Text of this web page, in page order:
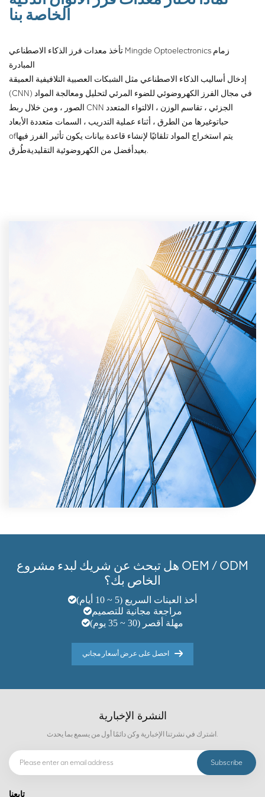
الفرز اليدوي ، فضلاً عن مشاكل
مثل الفرز اليدوي غير الكامل.
المشكلات المذكورة أعلاه بشكل
فعال.
الخاصة بنا
تأخذ معدات فرز الذكاء الاصطناعي Mingde Optoelectronics زمام
المبادرة
إدخال أساليب الذكاء الاصطناعي مثل الشبكات العصبية التلافيفية العميقة
(CNN) في مجال الفرز الكهروضوئي للضوء المرئي لتحليل ومعالجة المواد
الصور ، ومن خلال ربط CNN الجزئي ، تقاسم الوزن ، الالتواء المتعدد
حباتوغيرها من الطرق ، أثناء عملية التدريب ، السمات متعددة الأبعاد
ofيتم استخراج المواد تلقائيًا لإنشاء قاعدة بيانات يكون تأثير الفرز فيها
بعيدأفضل من الكهروضوئية التقليدية طُرق.
هل تبحث عن شريك لبدء مشروع OEM / ODM
الخاص بك؟
أخذ العينات السريع (5 ~ 10 أيام)
مراجعة مجانية للتصميم
مهلة أقصر (30 ~ 35 يوم)
احصل على عرض أسعار مجاني
النشرة الإخبارية
تابعنا